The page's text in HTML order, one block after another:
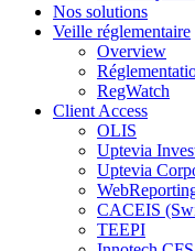
Nos solutions
Veille réglementaire
Overview
RegWatch
Client Access
OLIS
Uptevia
Uptevia
CACEIS
TEEPI